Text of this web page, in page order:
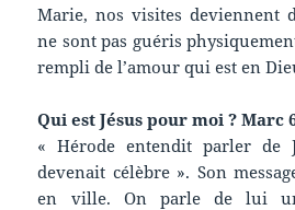
Marie, nos visites deviennent
ne sont pas guéris
rempli de l’amour qui est en
Qui est Jésus pour moi ? Marc
« Hérode entendit parler de
devenait célèbre ». Son
en ville. On parle de lui